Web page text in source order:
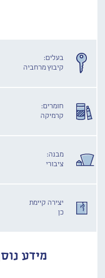
בעלים:
קיבוץ מרחביה
חומרים:
קרמיקה
מבנה:
ציבורי
יצירה קיימת
כן
מידע